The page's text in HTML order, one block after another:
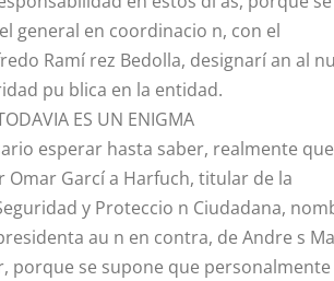
general en coordinacio n, con el
Ramí rez Bedolla, designarí an al
pu blica en la entidad.
ES UN ENIGMA
esperar hasta saber, realmente que
Omar Garcí a Harfuch, titular de la
y Proteccio n Ciudadana,
au n en contra, de Andre s
porque se supone que personalmente